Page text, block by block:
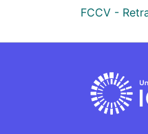
FCCV -